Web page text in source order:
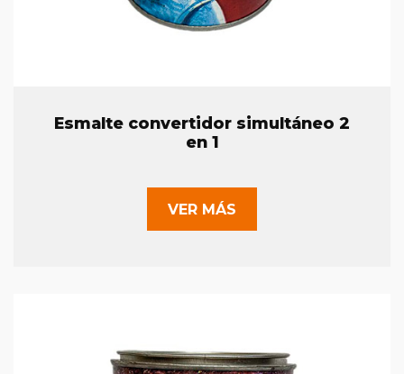
Esmalte convertidor simultáneo 2
en 1
VER MÁS